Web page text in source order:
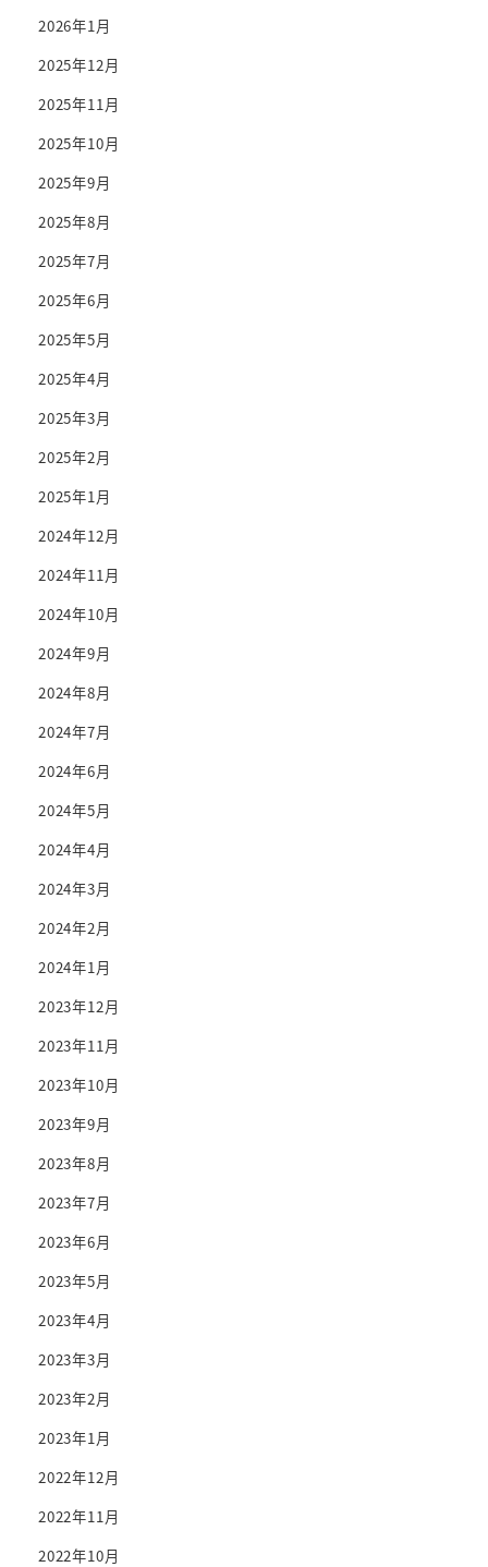
2026年1月
2025年12月
2025年11月
2025年10月
2025年9月
2025年8月
2025年7月
2025年6月
2025年5月
2025年4月
2025年3月
2025年2月
2025年1月
2024年12月
2024年11月
2024年10月
2024年9月
2024年8月
2024年7月
2024年6月
2024年5月
2024年4月
2024年3月
2024年2月
2024年1月
2023年12月
2023年11月
2023年10月
2023年9月
2023年8月
2023年7月
2023年6月
2023年5月
2023年4月
2023年3月
2023年2月
2023年1月
2022年12月
2022年11月
2022年10月